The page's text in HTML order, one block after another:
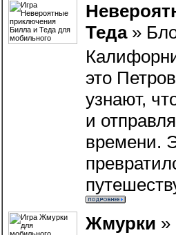
Теда»
это
узнают,
и
времени.
Жмурки »